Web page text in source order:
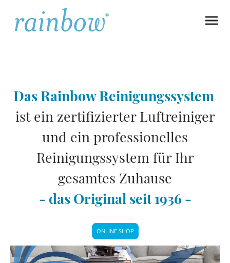
Das Rainbow Reinigungssystem
ist ein zertifizierter Luftreiniger
und ein professionelles
Reinigungssystem für Ihr
gesamtes Zuhause
- das Original seit 1936 -
ONLINE SHOP